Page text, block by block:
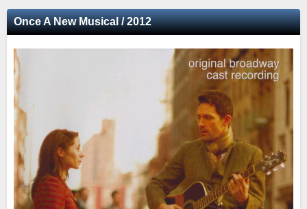
Once A New Musical / 2012